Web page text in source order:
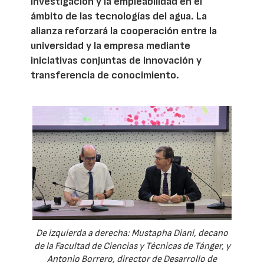
ámbito de las tecnologías del agua. La
alianza reforzará la cooperación entre la
universidad y la empresa mediante
iniciativas conjuntas de innovación y
transferencia de conocimiento.
De izquierda a derecha: Mustapha Diani, decano
de la Facultad de Ciencias y Técnicas de Tánger, y
Antonio Borrero, director de Desarrollo de